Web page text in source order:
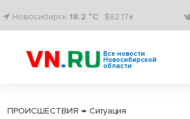
Новосибирск 18.2 °C $82.17↑
Все новости
Новосибирской
области
ПРОИСШЕСТВИЯ → Ситуация